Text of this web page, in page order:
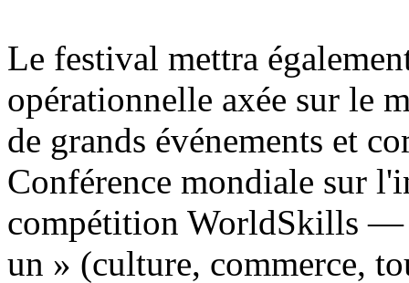
Le festival mettra
opérationnelle axée sur le
de grands événements et
Conférence mondiale sur
compétition WorldSkills —
un » (culture, commerce,